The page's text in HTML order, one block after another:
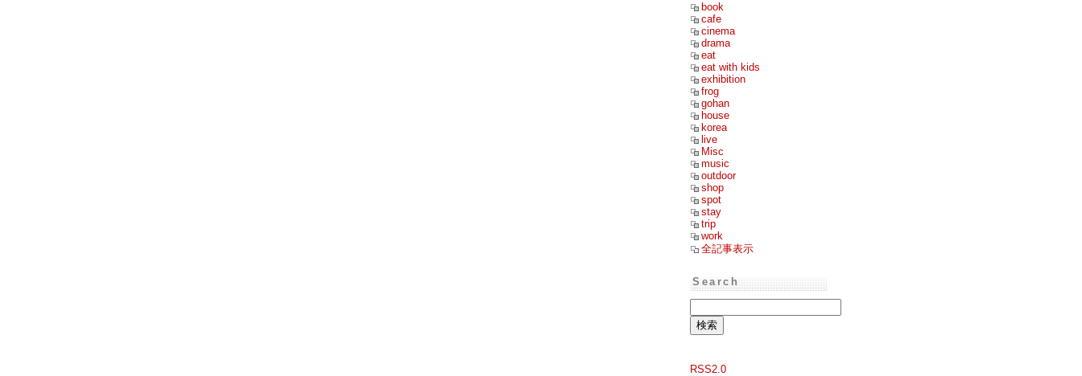
book
cafe
cinema
drama
eat
eat with kids
exhibition
frog
gohan
house
korea
live
Misc
music
outdoor
shop
spot
stay
trip
work
全記事表示
Search
RSS2.0